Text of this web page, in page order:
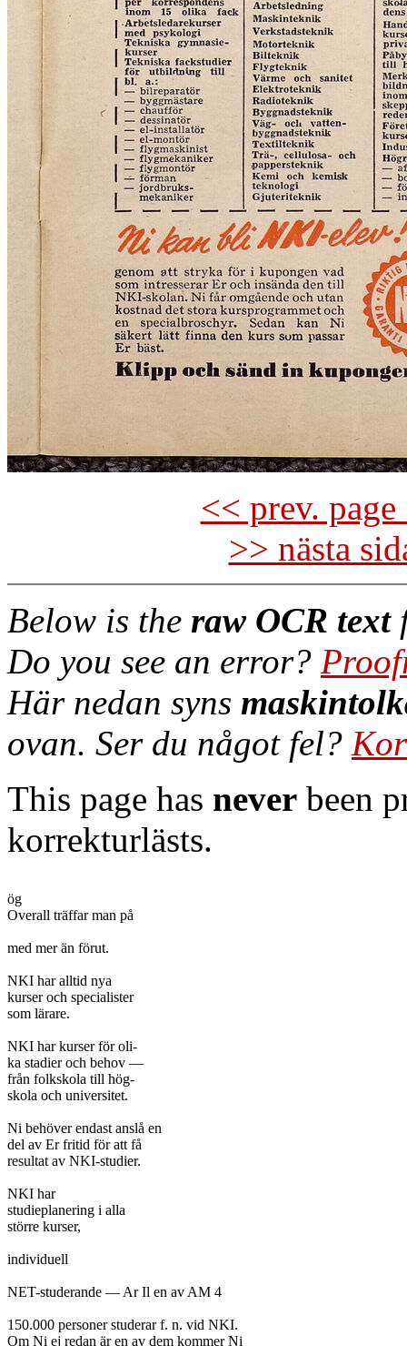
<< prev.
>> nästa
Below is the raw OCR text
Do you see an error?
Här nedan syns
ovan. Ser du något fel?
This page has never been
korrekturlästs.
ög
Overall träffar man på
med mer än förut.
NKI har alltid nya
kurser och specialister
som lärare.
NKI har kurser för oli-
ka stadier och behov —
från folkskola till hög-
skola och universitet.
Ni behöver endast anslå en
del av Er fritid för att få
resultat av NKI-studier.
NKI har
studieplanering i alla
större kurser,
individuell
NET-studerande — Ar Il en av AM 4
150.000 personer studerar f. n. vid NKI.
Om Ni ej redan är en av dem kommer Ni